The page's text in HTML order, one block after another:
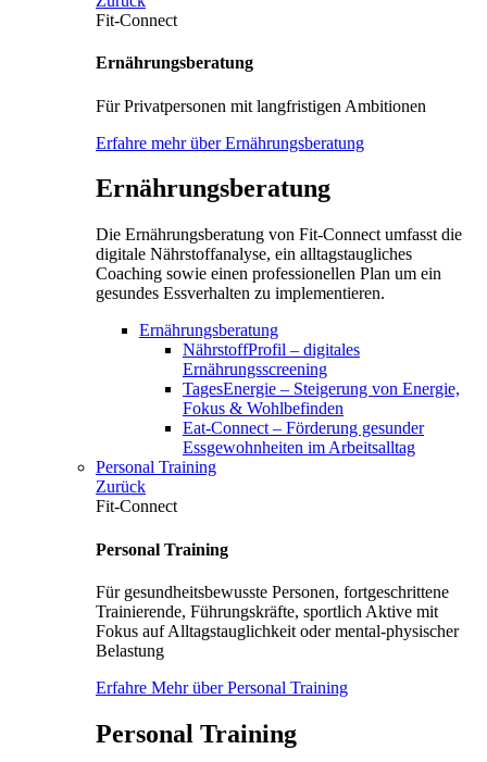
Fit-Connect
Ernährungsberatung
Für Privatpersonen mit langfristigen Ambitionen
Erfahre mehr über Ernährungsberatung
Ernährungsberatung
Die Ernährungsberatung von Fit-Connect umfasst die
digitale Nährstoffanalyse, ein alltagstaugliches
Coaching sowie einen professionellen Plan um ein
gesundes Essverhalten zu implementieren.
Ernährungsberatung
NährstoffProfil – digitales
Ernährungsscreening
TagesEnergie – Steigerung von Energie,
Fokus & Wohlbefinden
Eat-Connect – Förderung gesunder
Essgewohnheiten im Arbeitsalltag
Personal Training
Zurück
Fit-Connect
Personal Training
Für gesundheitsbewusste Personen, fortgeschrittene
Trainierende, Führungskräfte, sportlich Aktive mit
Fokus auf Alltagstauglichkeit oder mental-physischer
Belastung
Erfahre Mehr über Personal Training
Personal Training